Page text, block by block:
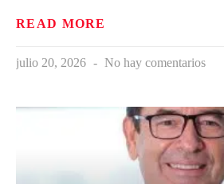
READ MORE
julio 20, 2026 No hay comentarios